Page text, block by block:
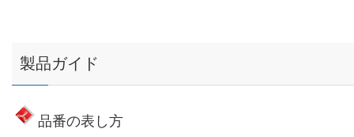
製品ガイド
品番の表し方